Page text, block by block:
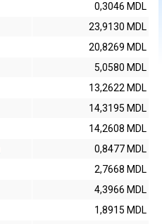
0,3046 MDL
23,9130 MDL
20,8269 MDL
5,0580 MDL
13,2622 MDL
14,3195 MDL
14,2608 MDL
0,8477 MDL
2,7668 MDL
4,3966 MDL
1,8915 MDL